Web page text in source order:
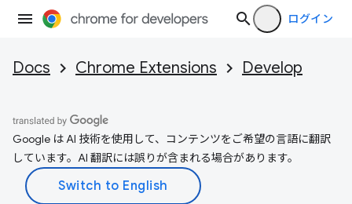
ログイン
Docs Chrome Extensions Develop
Google は AI 技術を使用して、コンテンツをご希望の言語に翻訳
しています。AI 翻訳には誤りが含まれる場合があります。